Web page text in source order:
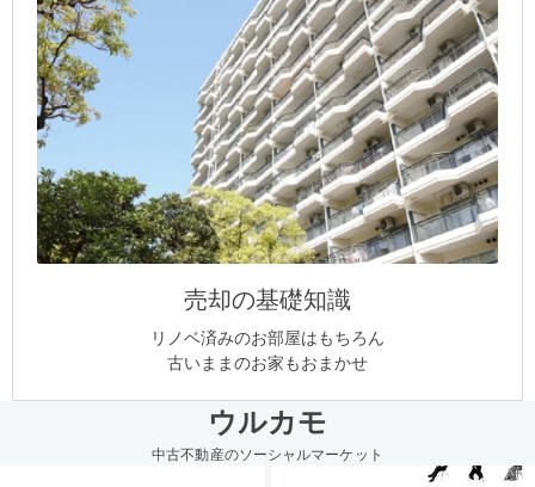
売却の基礎知識
リノベ済みのお部屋はもちろん
古いままのお家もおまかせ
ウルカモ
中古不動産のソーシャルマーケット